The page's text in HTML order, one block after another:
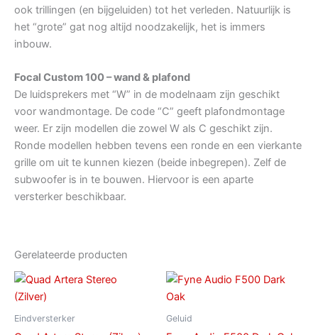
ook trillingen (en bijgeluiden) tot het verleden. Natuurlijk is
het “grote” gat nog altijd noodzakelijk, het is immers
inbouw.
Focal Custom 100 – wand & plafond
De luidsprekers met “W” in de modelnaam zijn geschikt
voor wandmontage. De code “C” geeft plafondmontage
weer. Er zijn modellen die zowel W als C geschikt zijn.
Ronde modellen hebben tevens een ronde en een vierkante
grille om uit te kunnen kiezen (beide inbegrepen). Zelf de
subwoofer is in te bouwen. Hiervoor is een aparte
versterker beschikbaar.
Gerelateerde producten
Eindversterker Geluid